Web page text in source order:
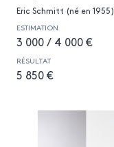
Eric Schmitt (né en 1955)
ESTIMATION
3 000 / 4 000 €
RÉSULTAT
5 850 €